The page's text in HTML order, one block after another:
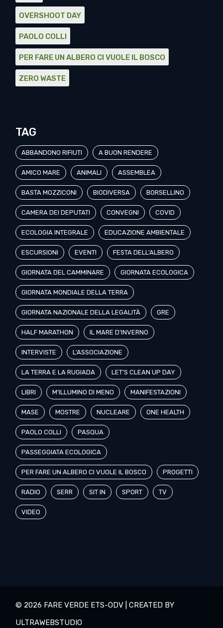
OVERSHOOT DAY
PAOLO COLLI
PER FARE UN ALBERO CI VUOLE IL BOSCO
ZERO WASTE
TAG
ABBANDONO RIFIUTI A BUON RENDERE
AMICO MARE ANIMALI ASSEMBLEA
BASTA MOZZICONI BIODIVERSA BORSELLINO
CAMERA DEI DEPUTATI CONVEGNI COVID
ECOLOGIA INTEGRALE EDUCAZIONE AMBIENTALE
ESCURSIONI EVENTI FESTA DELL'ALBERO
GIORNATA DEL CAMMINARE GIORNATA ECOLOGICA
GIORNATA MONDIALE DELLA TERRA
GIORNATA NAZIONALE DELLA LEGALITÀ GRE
HALF MARATHON IL MARE D'INVERNO
INTERVISTE L'ASSOCIAZIONE
LA TERRA E LA RUGIADA LET'S CLEAN UP DAY
LIBRI M'ILLUMINO DI MENO MANIFESTAZIONI
MASE MOSTRE NUCLEARE ONE HEALTH
PAOLO COLLI PASQUA
PASSEGGIATA ECOLOGICA
PER FARE UN ALBERO CI VUOLE IL BOSCO PROGETTI
RADIO SERR SIT IN SPORT TV
VIDEO
© 2026 FARE VERDE ETS-ODV | CREATED BY
ULTRAWEBSTUDIO